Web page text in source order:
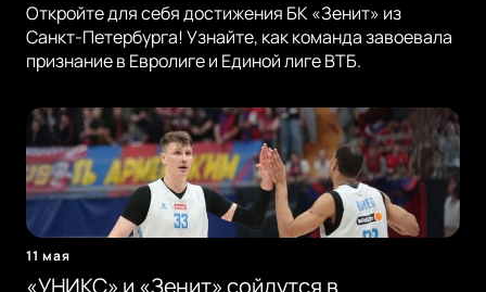
Откройте для себя достижения БК «Зенит» из
Санкт-Петербурга! Узнайте, как команда завоевала
признание в Евролиге и Единой лиге ВТБ.
11 мая